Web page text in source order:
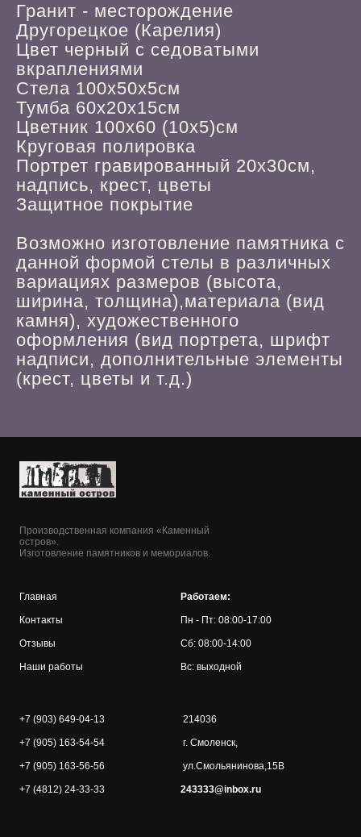
Гранит - месторождение
Другорецкое (Карелия)
Цвет черный с седоватыми
вкраплениями
Стела 100х50х5см
Тумба 60х20х15см
Цветник 100х60 (10х5)см
Круговая полировка
Портрет гравированный 20х30см,
надпись, крест, цветы
Защитное покрытие
Возможно изготовление памятника с
данной формой стелы в различных
вариациях размеров (высота,
ширина, толщина),материала (вид
камня), художественного
оформления (вид портрета, шрифт
надписи, дополнительные элементы
(крест, цветы и т.д.)
Производственная компания «Каменный
остров».
Изготовление памятников и мемориалов.
Главная
Контакты
Отзывы
Наши работы
Работаем:
Пн - Пт: 08:00-17:00
Сб: 08:00-14:00
Вс: выходной
+7 (903) 649-04-13
+7 (905) 163-54-54
+7 (905) 163-56-56
+7 (4812) 24-33-33
214036
г. Смоленск,
ул.Смольянинова,15В
243333@inbox.ru